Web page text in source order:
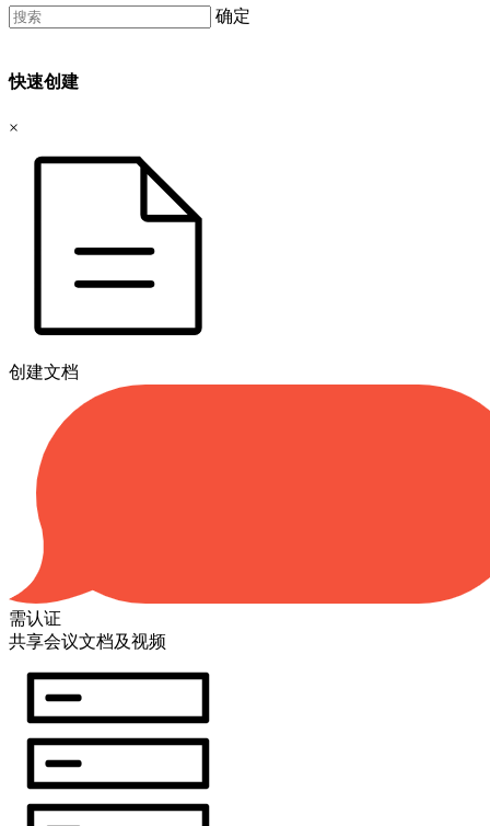
确定
快速创建
×
创建文档
需认证
共享会议文档及视频